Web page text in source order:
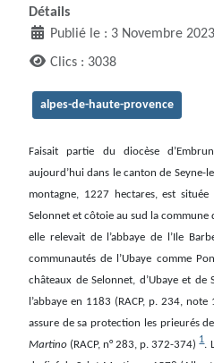
Détails
Publié le : 3 Novembre 2023
Clics : 3038
alpes-de-haute-provence
Faisait partie du diocèse
aujourd’hui dans le canton de Seyne-
montagne, 1227 hectares, est
Selonnet et côtoie au sud la commune
elle relevait de l’abbaye de l’Ile
communautés de l’Ubaye comme
châteaux de Selonnet, d’Ubaye et
l’abbaye en 1183 (RACP, p. 234,
assure de sa protection les prieurés
Martino (RACP, n° 283, p. 372-374)1.